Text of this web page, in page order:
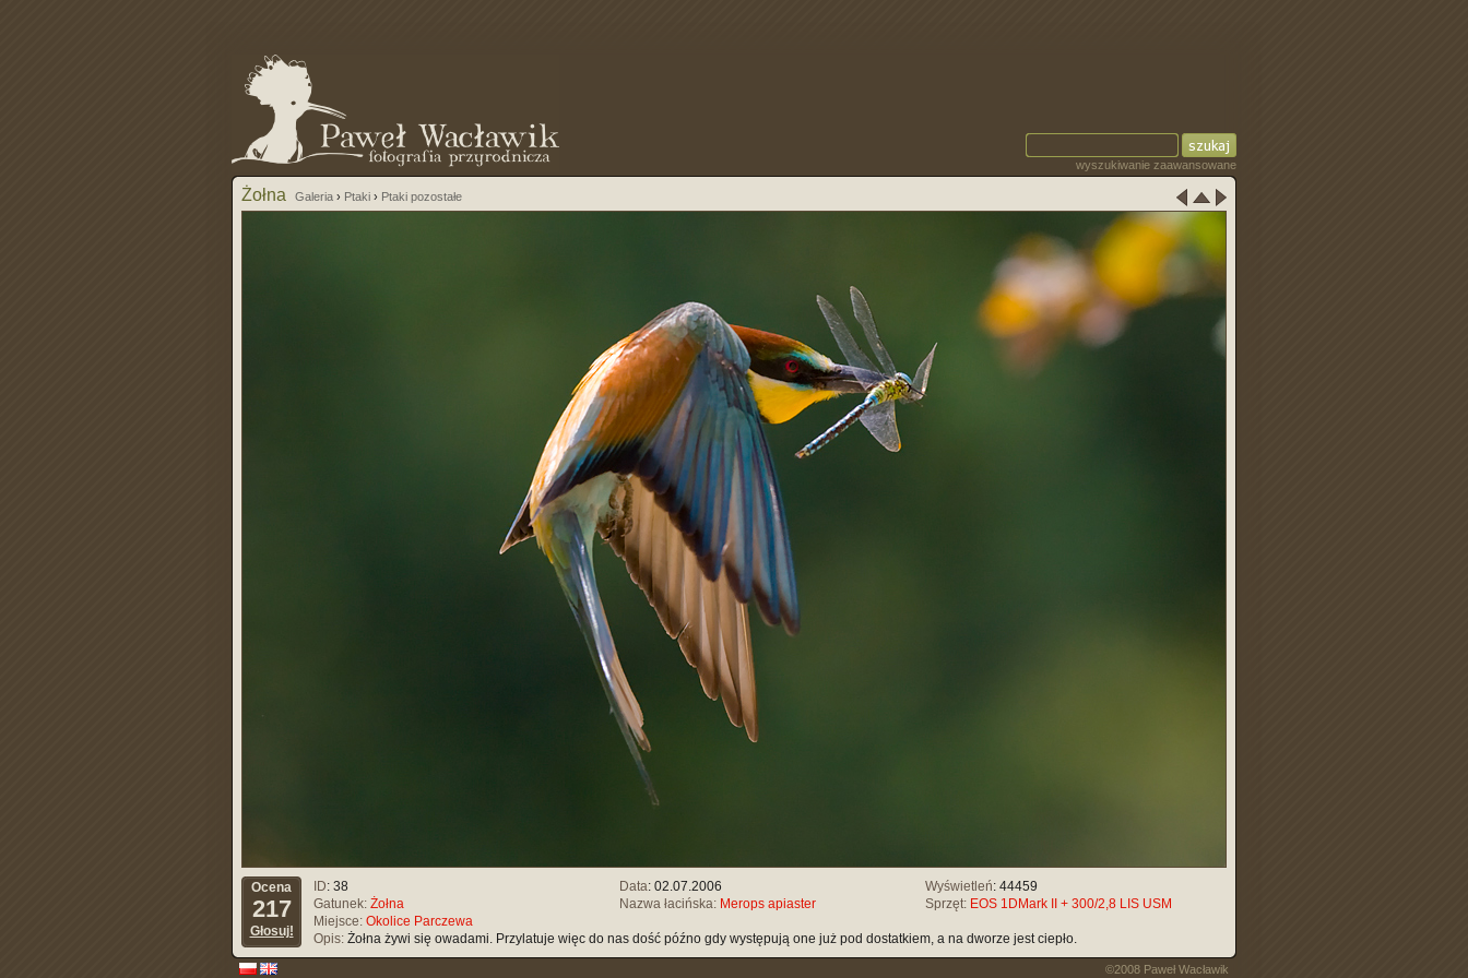
wyszukiwanie zaawansowane
Żołna Galeria › Ptaki › Ptaki pozostałe
Ocena
217
Głosuj!
ID: 38 Data: 02.07.2006 Wyświetleń: 44459
Gatunek: Żołna Nazwa łacińska: Merops apiaster Sprzęt: EOS 1DMark II + 300/2,8 LIS USM
Miejsce: Okolice Parczewa
Opis: Żołna żywi się owadami. Przylatuje więc do nas dość późno gdy występują one już pod dostatkiem, a na dworze jest ciepło.
©2008 Paweł Wacławik